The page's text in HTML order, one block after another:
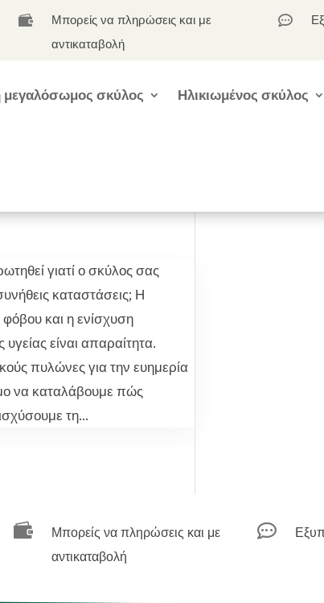

Μπορείς να πληρώσεις και με
αντικαταβολή

μεγαλόσωμος σκύλος Ηλικιωμένος σκύλος
γιατί ο σκύλος σας
καταστάσεις; Η
και η ενίσχυση
είναι απαραίτητα.
πυλώνες για την ευημερία
να καταλάβουμε πώς
τη...

Μπορείς να πληρώσεις και με
αντικαταβολή
